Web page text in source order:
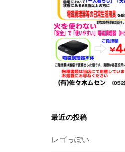
最近の投稿
レゴっぽい